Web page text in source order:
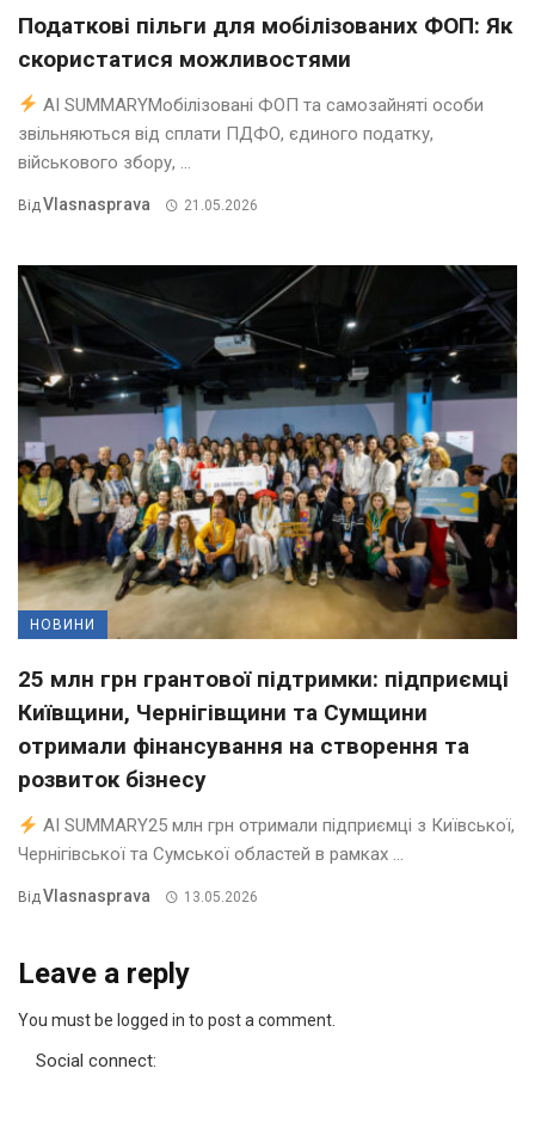
Податкові пільги для мобілізованих ФОП: Як
скористатися можливостями
AI SUMMARYМобілізовані ФОП та самозайняті особи
звільняються від сплати ПДФО, єдиного податку,
військового збору, ...
Від Vlasnasprava 21.05.2026
НОВИНИ
25 млн грн грантової підтримки: підприємці
Київщини, Чернігівщини та Сумщини
отримали фінансування на створення та
розвиток бізнесу
AI SUMMARY25 млн грн отримали підприємці з Київської,
Чернігівської та Сумської областей в рамках ...
ВідVlasnasprava 13.05.2026
Leave a reply
You must be logged in to post a comment.
Social connect: